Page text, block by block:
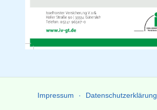
Impressum Datenschutzerklärung